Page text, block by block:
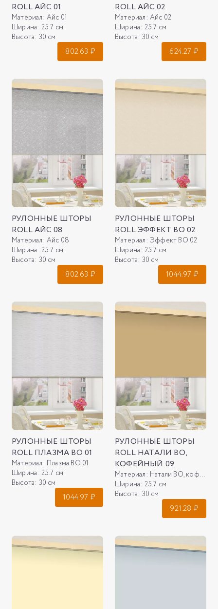
ROLL АЙС 01
Материал: Айс 01
Ширина: 25.7 см
Высота: 30 см
802.63 ₽
ROLL АЙС 02
Материал: Айс 02
Ширина: 25.7 см
Высота: 30 см
624.27 ₽
РУЛОННЫЕ ШТОРЫ
ROLL АЙС 08
Материал: Айс 08
Ширина: 25.7 см
Высота: 30 см
802.63 ₽
РУЛОННЫЕ ШТОРЫ
ROLL ЭФФЕКТ ВО 02
Материал: Эффект ВО 02
Ширина: 25.7 см
Высота: 30 см
1044.97 ₽
РУЛОННЫЕ ШТОРЫ
ROLL ПЛАЗМА ВО 01
Материал: Плазма ВО 01
Ширина: 25.7 см
Высота: 30 см
1044.97 ₽
РУЛОННЫЕ ШТОРЫ
ROLL НАТАЛИ ВО,
КОФЕЙНЫЙ 09
Материал: Натали ВО, кофейный 09
Ширина: 25.7 см
Высота: 30 см
921.28 ₽